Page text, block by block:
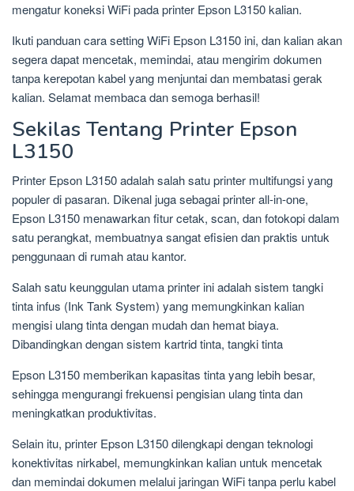
mengatur koneksi WiFi pada printer Epson L3150 kalian.
Ikuti panduan cara setting WiFi Epson L3150 ini, dan kalian akan
segera dapat mencetak, memindai, atau mengirim dokumen
tanpa kerepotan kabel yang menjuntai dan membatasi gerak
kalian. Selamat membaca dan semoga berhasil!
Sekilas Tentang Printer Epson
L3150
Printer Epson L3150 adalah salah satu printer multifungsi yang
populer di pasaran. Dikenal juga sebagai printer all-in-one,
Epson L3150 menawarkan fitur cetak, scan, dan fotokopi dalam
satu perangkat, membuatnya sangat efisien dan praktis untuk
penggunaan di rumah atau kantor.
Salah satu keunggulan utama printer ini adalah sistem tangki
tinta infus (Ink Tank System) yang memungkinkan kalian
mengisi ulang tinta dengan mudah dan hemat biaya.
Dibandingkan dengan sistem kartrid tinta, tangki tinta
Epson L3150 memberikan kapasitas tinta yang lebih besar,
sehingga mengurangi frekuensi pengisian ulang tinta dan
meningkatkan produktivitas.
Selain itu, printer Epson L3150 dilengkapi dengan teknologi
konektivitas nirkabel, memungkinkan kalian untuk mencetak
dan memindai dokumen melalui jaringan WiFi tanpa perlu kabel